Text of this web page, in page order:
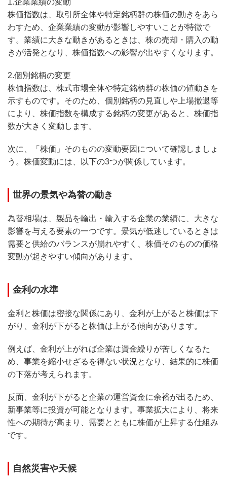
株価指数は、取引所全体や特定銘柄群の株価の動きをあら
わすため、企業業績の変動が影響しやすいことが特徴で
す。業績に大きな動きがあるときは、株の売却・購入の動
きが活発となり、株価指数への影響が出やすくなります。
2.個別銘柄の変更
株価指数は、株式市場全体や特定銘柄群の株価の値動きを
示すものです。そのため、個別銘柄の見直しや上場撤退等
により、株価指数を構成する銘柄の変更があると、株価指
数が大きく変動します。
次に、「株価」そのものの変動要因について確認しましょ
う。株価変動には、以下の3つが関係しています。
世界の景気や為替の動き
為替相場は、製品を輸出・輸入する企業の業績に、大きな
影響を与える要素の一つです。景気が低迷しているときは
需要と供給のバランスが崩れやすく、株価そのものの価格
変動が起きやすい傾向があります。
金利の水準
金利と株価は密接な関係にあり、金利が上がると株価は下
がり、金利が下がると株価は上がる傾向があります。
例えば、金利が上がれば企業は資金繰りが苦しくなるた
め、事業を縮小せざるを得ない状況となり、結果的に株価
の下落が考えられます。
反面、金利が下がると企業の運営資金に余裕が出るため、
新事業等に投資が可能となります。事業拡大により、将来
性への期待が高まり、需要とともに株価が上昇する仕組み
です。
自然災害や天候